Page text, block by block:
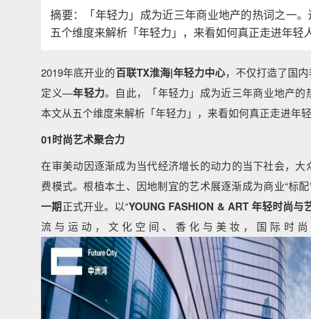
摘要：「年轻力」成为近三年商业地产的热词之一
五个维度来解析「年轻力」，来看如何真正走进年轻
2019年底开业的百联TX淮海|年轻力中心，不仅打造了国
定义—年轻力。自此，「年轻力」成为近三年商业地产的
本文从五个维度来解析「年轻力」，来看如何真正走进年轻
01时尚艺术聚合力
在审美动因逐渐成为当代经济增长的动力的当下社会，
费模式。根植本土、因地制宜的艺术展逐渐成为商业“标配
一期正式开业。以“YOUNG FASHION & ART 年轻时尚与
流与运动，文化空间、香化与美妆，国际时